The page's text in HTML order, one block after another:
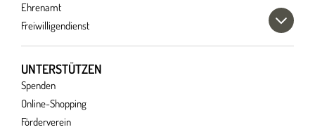
Ehrenamt
Freiwilligendienst
UNTERSTÜTZEN
Spenden
Online-Shopping
Förderverein